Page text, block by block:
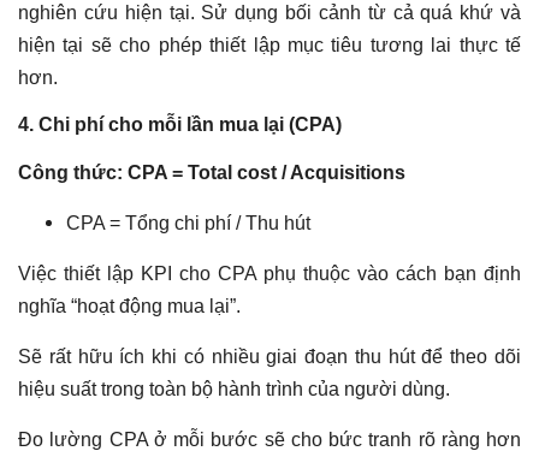
nghiên cứu hiện tại. Sử dụng bối cảnh từ cả quá khứ và
hiện tại sẽ cho phép thiết lập mục tiêu tương lai thực tế
hơn.
4. Chi phí cho mỗi lần mua lại (CPA)
Công thức: CPA = Total cost / Acquisitions
CPA = Tổng chi phí / Thu hút
Việc thiết lập KPI cho CPA phụ thuộc vào cách bạn định
nghĩa “hoạt động mua lại”.
Sẽ rất hữu ích khi có nhiều giai đoạn thu hút để theo dõi
hiệu suất trong toàn bộ hành trình của người dùng.
Đo lường CPA ở mỗi bước sẽ cho bức tranh rõ ràng hơn